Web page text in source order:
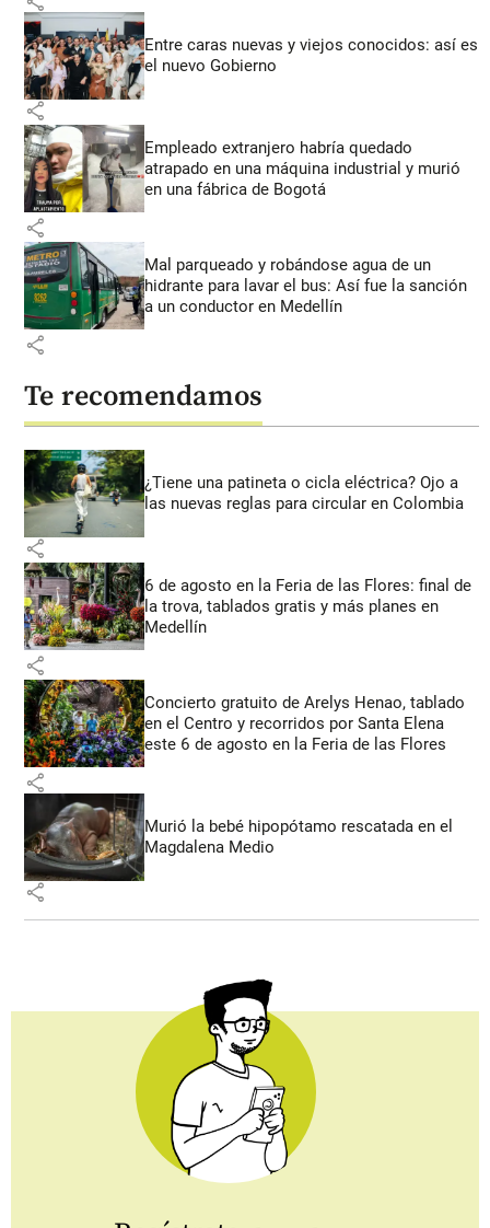
Entre caras nuevas y viejos conocidos: así es
el nuevo Gobierno
share
Empleado extranjero habría quedado
atrapado en una máquina industrial y murió
en una fábrica de Bogotá
share
Mal parqueado y robándose agua de un
hidrante para lavar el bus: Así fue la sanción
a un conductor en Medellín
share
Te recomendamos
¿Tiene una patineta o cicla eléctrica? Ojo a
las nuevas reglas para circular en Colombia
share
6 de agosto en la Feria de las Flores: final de
la trova, tablados gratis y más planes en
Medellín
share
Concierto gratuito de Arelys Henao, tablado
en el Centro y recorridos por Santa Elena
este 6 de agosto en la Feria de las Flores
share
Murió la bebé hipopótamo rescatada en el
Magdalena Medio
share